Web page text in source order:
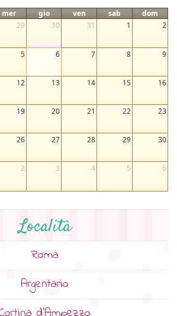
mer gio ven sab
dom
29 30 31 1 2
5 6 7 8 9
12 13 14 15 16
19 20 21 22 23
26 27 28 29 30
2 3 4 5 6
Località
Roma
Argentario